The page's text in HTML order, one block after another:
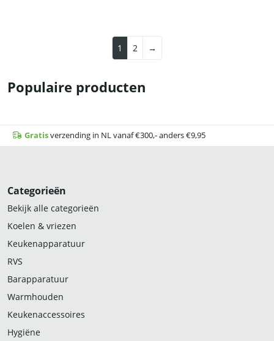
1 2 →
Populaire producten
Gratisverzending in NL vanaf €300,- anders €9,95
Categorieën
Bekijk alle categorieën
Koelen & vriezen
Keukenapparatuur
RVS
Barapparatuur
Warmhouden
Keukenaccessoires
Hygiëne